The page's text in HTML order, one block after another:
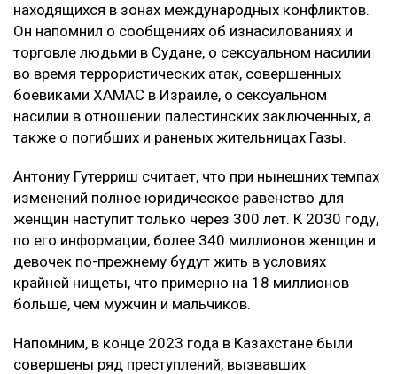
находящихся в зонах международных конфликтов.
Он напомнил о сообщениях об изнасилованиях и
торговле людьми в Судане, о сексуальном насилии
во время террористических атак, совершенных
боевиками ХАМАС в Израиле, о сексуальном
насилии в отношении палестинских заключенных, а
также о погибших и раненых жительницах Газы.
Антониу Гутерриш считает, что при нынешних темпах
изменений полное юридическое равенство для
женщин наступит только через 300 лет. К 2030 году,
по его информации, более 340 миллионов женщин и
девочек по-прежнему будут жить в условиях
крайней нищеты, что примерно на 18 миллионов
больше, чем мужчин и мальчиков.
Напомним, в конце 2023 года в Казахстане были
совершены ряд преступлений, вызвавших